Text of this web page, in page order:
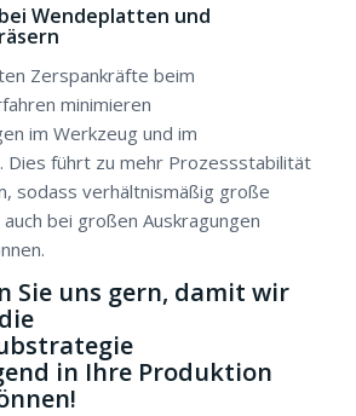
Wendeplatten und
Zerspankräfte beim
minimieren
im Werkzeug und im
Dies führt zu mehr Prozessstabilität
sodass verhältnismäßig große
bei großen Auskragungen
Sie uns gern, damit wir
in Ihre Produktion